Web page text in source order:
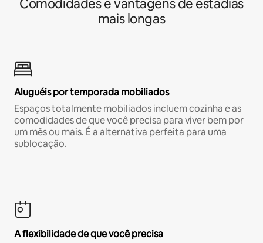
Comodidades e vantagens de estadias
mais longas
Aluguéis por temporada mobiliados
Espaços totalmente mobiliados incluem cozinha e as
comodidades de que você precisa para viver bem por
um mês ou mais. É a alternativa perfeita para uma
sublocação.
A flexibilidade de que você precisa